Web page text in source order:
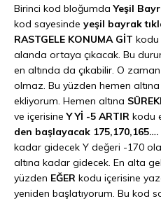
Birinci kod bloğumdaYeşil
kod sayesinde yeşil bayrak
RASTGELE KONUMA GİT kodu
alanda ortaya çıkacak. Bu
en altında da çıkabilir. O
olmaz. Bu yüzden hemen
ekliyorum. Hemen altına
ve içerisineY Yİ -5 ARTIR kodu
den başlayacak
kadar gidecek Y değeri -170
altına kadar gidecek. En alta
yüzden EĞER kodu içerisine
yeniden başlatıyorum. Bu kod